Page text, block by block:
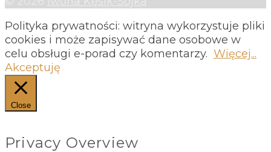
Polityka prywatności: witryna wykorzystuje pliki
cookies i może zapisywać dane osobowe w
celu obsługi e-porad czy komentarzy. Więcej...
Akceptuję
Close
Privacy Overview